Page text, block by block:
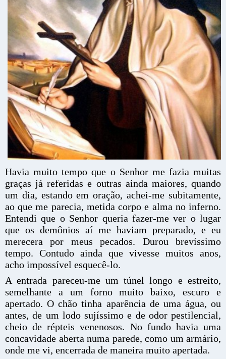
Havia muito tempo que o Senhor me fazia muitas
graças já referidas e outras ainda maiores, quando
um dia, estando em oração, achei-me subitamente,
ao que me parecia, metida corpo e alma no inferno.
Entendi que o Senhor queria fazer-me ver o lugar
que os demônios aí me haviam preparado, e eu
merecera por meus pecados. Durou brevíssimo
tempo. Contudo ainda que vivesse muitos anos,
acho impossível esquecê-lo.
A entrada pareceu-me um túnel longo e estreito,
semelhante a um forno muito baixo, escuro e
apertado. O chão tinha aparência de uma água, ou
antes, de um lodo sujíssimo e de odor pestilencial,
cheio de répteis venenosos. No fundo havia uma
concavidade aberta numa parede, como um armário,
onde me vi, encerrada de maneira muito apertada.